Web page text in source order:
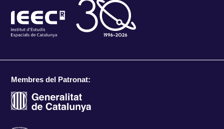
Membres del Patronat: